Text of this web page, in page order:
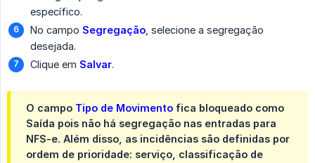
específico.
No campo Segregação , selecione a segregação
desejada.
Clique em Salvar.
O campo Tipo de Movimento fica bloqueado como
Saída pois não há segregação nas entradas para
NFS-e. Além disso, as incidências são definidas por
ordem de prioridade: serviço, classificação de